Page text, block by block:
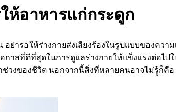
ห้อาหารแก่กระดูก
ารอให้ร่างกายส่งเสียงร้องในรูปแบบของควา
าสที่ดีที่สุดในการดูแลร่างกายให้แข็งแรงต่อไป
งของชีวิต นอกจากนี้สิ่งที่หลายคนอาจไม่รู้ก็คื